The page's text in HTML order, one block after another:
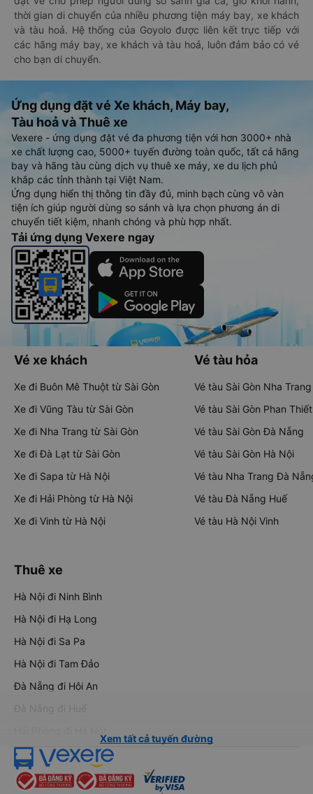
thời gian di chuyển của nhiều phương tiện máy bay, xe khách
và tàu hoả. Hệ thống của Goyolo được liên kết trực tiếp với
các hãng máy bay, xe khách và tàu hoả, luôn đảm bảo có vé
cho bạn di chuyển.
Ứng dụng đặt vé Xe khách, Máy bay,
Tàu hoả và Thuê xe
Vexere - ứng dụng đặt vé đa phương tiện với hơn 3000+ nhà
xe chất lượng cao, 5000+ tuyến đường toàn quốc, tất cả hãng
bay và hãng tàu cùng dịch vụ thuê xe máy, xe du lịch phủ
khắp các tỉnh thành tại Việt Nam.
Ứng dụng hiển thị thông tin đầy đủ, minh bạch cùng vô vàn
tiện ích giúp người dùng so sánh và lựa chọn phương án di
chuyển tiết kiệm, nhanh chóng và phù hợp nhất.
Tải ứng dụng Vexere ngay
Vé xe khách
Xe đi Buôn Mê Thuột từ Sài Gòn
Xe đi Vũng Tàu từ Sài Gòn
Xe đi Nha Trang từ Sài Gòn
Xe đi Đà Lạt từ Sài Gòn
Xe đi Sapa từ Hà Nội
Xe đi Hải Phòng từ Hà Nội
Xe đi Vinh từ Hà Nội
Vé tàu hỏa
Vé tàu Sài Gòn Nha Trang
Vé tàu Sài Gòn Phan Thiết
Vé tàu Sài Gòn Đà Nẵng
Vé tàu Sài Gòn Hà Nội
Vé tàu Nha Trang Đà
Vé tàu Đà Nẵng Huế
Vé tàu Hà Nội Vinh
Thuê xe
Hà Nội đi Ninh Bình
Hà Nội đi Hạ Long
Hà Nội đi Sa Pa
Hà Nội đi Tam Đảo
Đà Nẵng đi Hội An
Đà Nẵng đi Huế
Xem tất cả tuyến đường